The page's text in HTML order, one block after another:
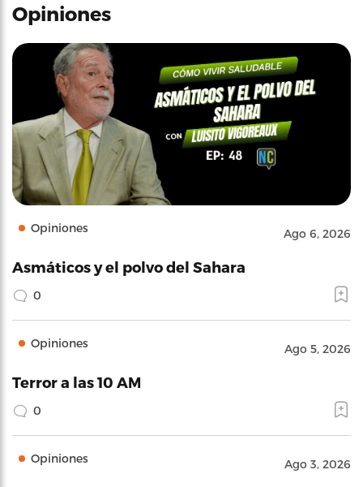
Opiniones
Opiniones Ago 6, 2026
Asmáticos y el polvo del Sahara
0
Opiniones Ago 5, 2026
Terror a las 10 AM
0
Opiniones Ago 3, 2026